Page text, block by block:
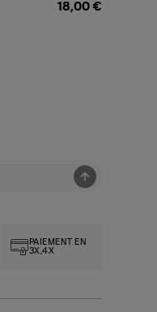
18,00 €
PAIEMENT EN
3X,4X